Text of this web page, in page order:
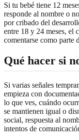
Si tu bebé tiene 12
responde al nombre o
por cribado del
entre 18 y 24 meses, el
comentarse como parte
Qué hacer si
Si varias señales
empieza con
lo que ves, cuándo
se mantienen igual o
social, respuesta al
intentos de